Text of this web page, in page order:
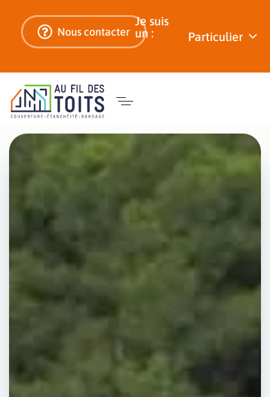
Nous contacter
Je suis
un :
Particulier